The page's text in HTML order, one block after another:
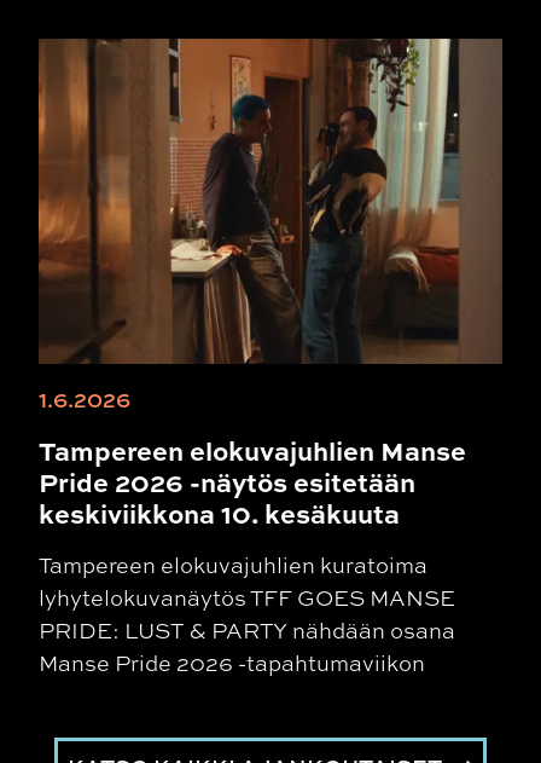
1.6.2026
Tampereen elokuvajuhlien Manse
Pride 2026 -näytös esitetään
keskiviikkona 10. kesäkuuta
Tampereen elokuvajuhlien kuratoima
lyhytelokuvanäytös TFF GOES MANSE
PRIDE: LUST & PARTY nähdään osana
Manse Pride 2026 -tapahtumaviikon